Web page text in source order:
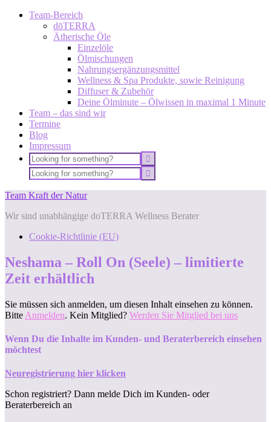
Team-Bereich
dōTERRA
Ätherische Öle
Einzelöle
Ölmischungen
Nahrungsergänzungsmittel
Wellness & Spa Produkte, sowie Reinigung
Diffuser & Zubehör
Deine Ölminute – Ölwissen in maximal 1 Minute
Team – das sind wir
Termine
Blog
Impressum
Team Kraft der Natur
Wir sind unabhängige doTERRA Wellness Berater
Cookie-Richtlinie (EU)
Neshama – Roll On (Seele) – limitierte
Zeit erhältlich
Sie müssen sich anmelden, um diesen Inhalt einsehen zu können.
Bitte Anmelden. Kein Mitglied? Werden Sie Mitglied bei uns
Wenn Du die Inhalte im Kunden- und Beraterbereich einsehen
möchtest
Neuregistrierung hier klicken
Schon registriert? Dann melde Dich im Kunden- oder
Beraterbereich an